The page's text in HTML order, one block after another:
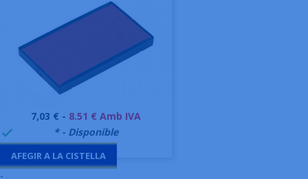
Preu
7,03 € - 8.51 € Amb IVA
 * - Disponible
AFEGIR A LA CISTELLA
-